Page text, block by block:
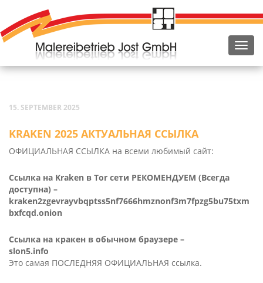
15. SEPTEMBER 2025
KRAKEN 2025 АКТУАЛЬНАЯ ССЫЛКА
ОФИЦИАЛЬНАЯ ССЫЛКА на всеми любимый сайт:
Ссылка на Kra­ken в Tor сети РЕКОМЕНДУЕМ (Всегда
доступна) –
kraken2zgevrayvbqptss5nf7666hmznonf3m7fpzg5bu75txm
bxfcqd.onion
Ссылка на кракен в обычном браузере –
slon5.info
Это самая ПОСЛЕДНЯЯ ОФИЦИАЛЬНАЯ ссылка.